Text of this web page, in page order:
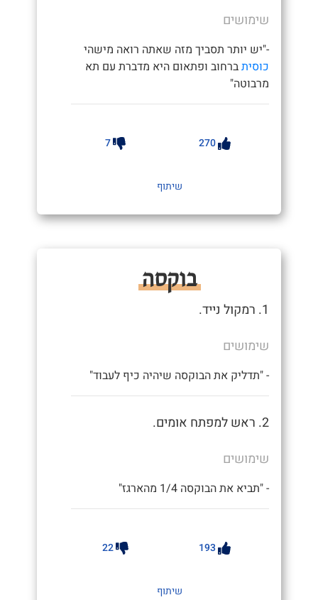
שימושים
-"יש יותר תסביך מזה שאתה רואה מישהי
כוסיתברחוב ופתאום היא מדברת עם תא
מרבוטה"
270
7
שיתוף
בוקסה
1. רמקול נייד.
שימושים
- "תדליק את הבוקסה שיהיה כיף לעבוד"
2. ראש למפתח אומים.
שימושים
- "תביא את הבוקסה 1/4 מהארגז"
193
22
שיתוף